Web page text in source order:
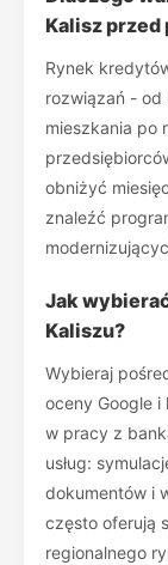
Kalisz
Rynek
rozwiązań -
mieszkania po
obniżyć
znaleźć
Jak
Kaliszu?
Wybieraj
oceny Google
w pracy z
usług:
dokumentów i
często oferują
regionalnego